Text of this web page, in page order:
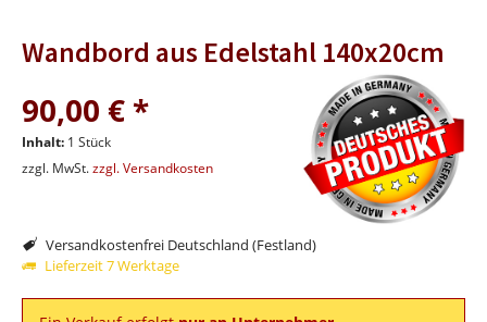
Wandbord aus Edelstahl 140x20cm
90,00 € *
Inhalt: 1 Stück
zzgl. MwSt.zzgl. Versandkosten
Versandkostenfrei Deutschland (Festland)
Lieferzeit 7 Werktage